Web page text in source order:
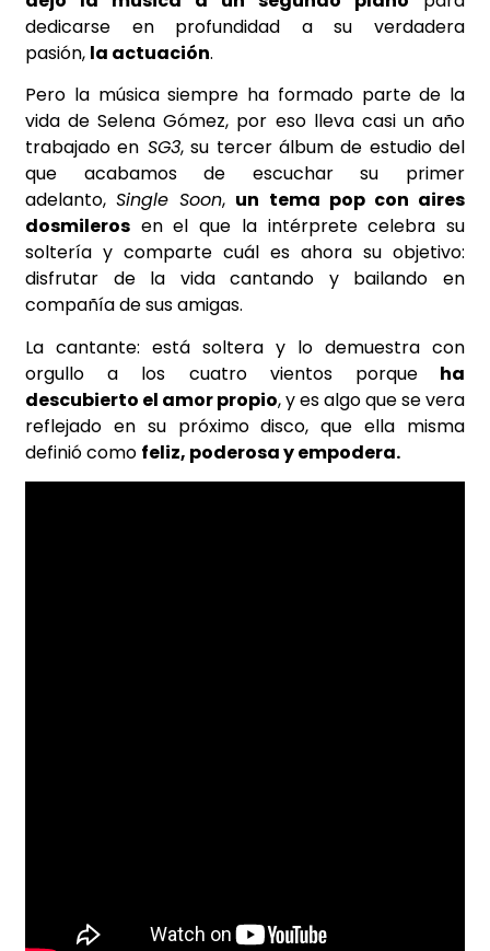
dedicarse en profundidad a su verdadera
pasión, la actuación.
Pero la música siempre ha formado parte de la
vida de Selena Gómez, por eso lleva casi un año
trabajado en SG3, su tercer álbum de estudio del
que acabamos de escuchar su primer
adelanto,Single Soon, un tema pop con aires
dosmileros en el que la intérprete celebra su
soltería y comparte cuál es ahora su objetivo:
disfrutar de la vida cantando y bailando en
compañía de sus amigas.
La cantante: está soltera y lo demuestra con
orgullo a los cuatro vientos porqueha
descubierto el amor propio, y es algo que se vera
reflejado en su próximo disco, que ella misma
definió como feliz, poderosa y empodera.